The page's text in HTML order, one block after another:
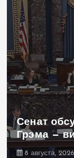
Сенат
Грэма —
8 августа, 2026